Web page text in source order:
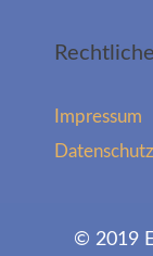
Impressum
© 2019